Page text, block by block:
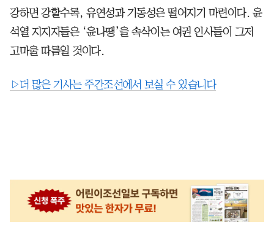
강하면 강할수록, 유연성과 기동성은 떨어지기 마련이다. 윤
석열 지지자들은 ‘윤나땡’을 속삭이는 여권 인사들이 그저
고마울 따름일 것이다.
▷더 많은 기사는 주간조선에서 보실 수 있습니다